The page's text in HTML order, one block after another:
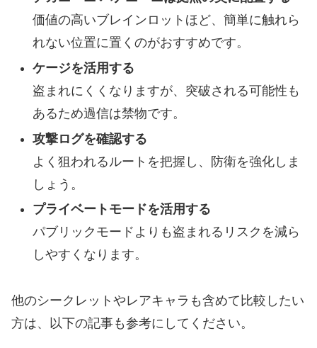
価値の高いブレインロットほど、簡単に触れら
れない位置に置くのがおすすめです。
ケージを活用する
盗まれにくくなりますが、突破される可能性も
あるため過信は禁物です。
攻撃ログを確認する
よく狙われるルートを把握し、防衛を強化しま
しょう。
プライベートモードを活用する
パブリックモードよりも盗まれるリスクを減ら
しやすくなります。
他のシークレットやレアキャラも含めて比較したい
方は、以下の記事も参考にしてください。